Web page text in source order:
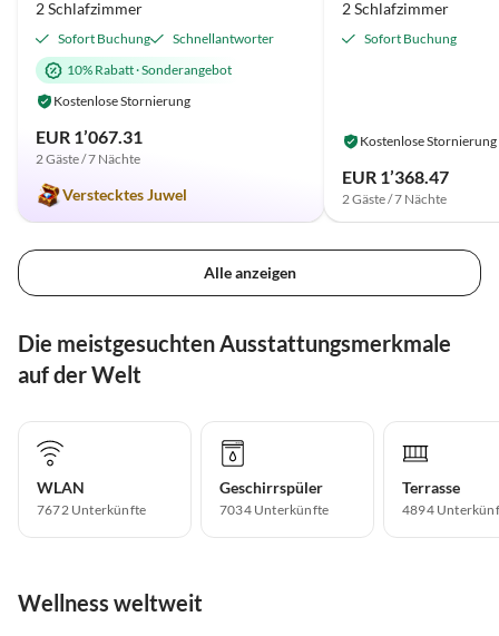
2 Schlafzimmer
Sofort Buchung
Schnellantworter
10% Rabatt·Sonderangebot
Kostenlose Stornierung
EUR 1’067.31
2 Gäste / 7 Nächte
Verstecktes Juwel
2 Schlafzimmer
Sofort Buchung
Kostenlose Stornierung
EUR 1’368.47
2 Gäste / 7 Nächte
Alle anzeigen
Die meistgesuchten Ausstattungsmerkmale
auf der Welt
WLAN
7672 Unterkünfte
Geschirrspüler
7034 Unterkünfte
Terrasse
4894
Wellness weltweit